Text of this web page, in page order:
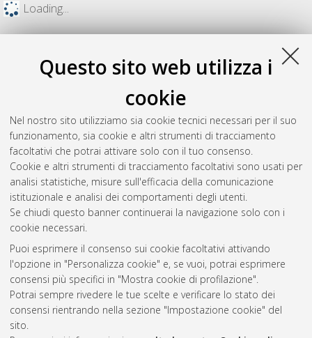
Questo sito web utilizza i
cookie
Nel nostro sito utilizziamo sia cookie tecnici necessari per il suo
funzionamento, sia cookie e altri strumenti di tracciamento
facoltativi che potrai attivare solo con il tuo consenso.
Cookie e altri strumenti di tracciamento facoltativi sono usati per
analisi statistiche, misure sull'efficacia della comunicazione
istituzionale e analisi dei comportamenti degli utenti.
Se chiudi questo banner continuerai la navigazione solo con i
cookie necessari.
Puoi esprimere il consenso sui cookie facoltativi attivando
l'opzione in "Personalizza cookie" e, se vuoi, potrai esprimere
consensi più specifici in "Mostra cookie di profilazione".
Potrai sempre rivedere le tue scelte e verificare lo stato dei
consensi rientrando nella sezione "Impostazione cookie" del
sito.
Loading...
Gestione del documento:
Atom
Rss 1.0
Rss 2.0